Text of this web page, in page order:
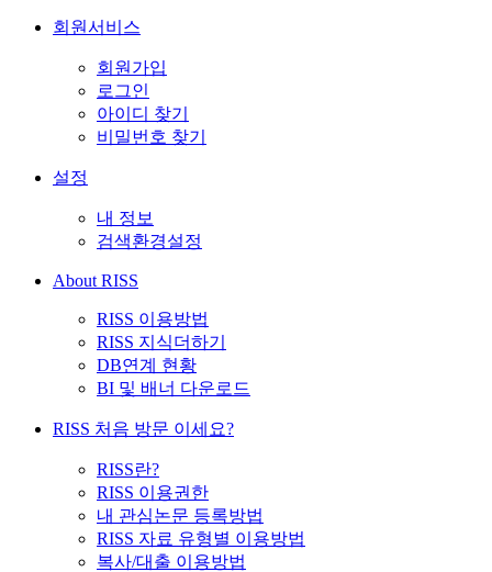
회원서비스
회원가입
로그인
아이디 찾기
비밀번호 찾기
설정
내 정보
검색환경설정
About RISS
RISS 이용방법
RISS 지식더하기
DB연계 현황
BI 및 배너 다운로드
RISS 처음 방문 이세요?
RISS란?
RISS 이용권한
내 관심논문 등록방법
RISS 자료 유형별 이용방법
복사/대출 이용방법